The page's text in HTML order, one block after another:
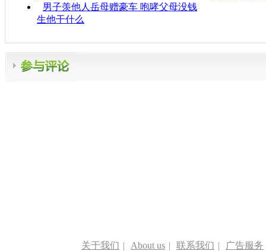
男子羡他人岳母赠豪车 咆哮父母没钱
生他干什么
关于我们 | About us | 联系我们 | 广告服务